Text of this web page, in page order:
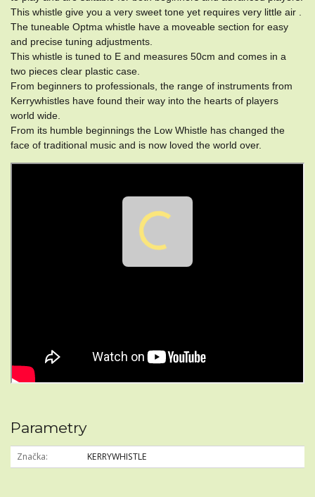
This whistle give you a very sweet tone yet requires very little air .
The tuneable Optma whistle have a moveable section for easy
and precise tuning adjustments.
This whistle is tuned to E and measures 50cm and comes in a
two pieces clear plastic case.
From beginners to professionals, the range of instruments from
Kerrywhistles have found their way into the hearts of players
world wide.
​From its humble beginnings the Low Whistle has changed the
face of traditional music and is now loved the world over.
Parametry
Značka KERRYWHISTLE